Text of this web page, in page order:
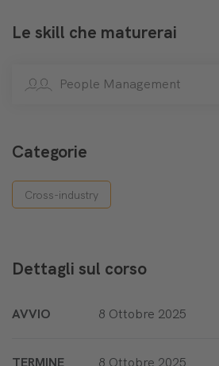
Le skill che maturerai
People Management
Categorie
Cross-industry
Dettagli sul corso
AVVIO 8 Ottobre 2025
TERMINE 8 Ottobre 2025